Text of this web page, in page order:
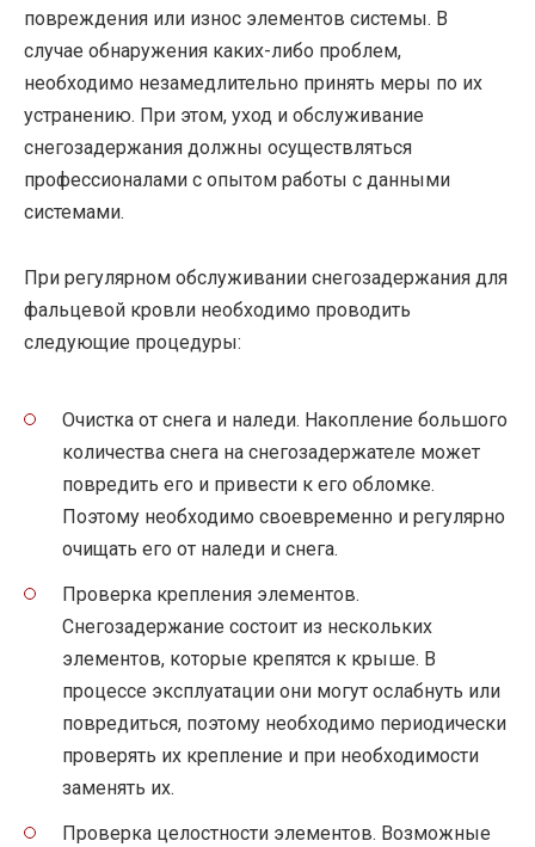
повреждения или износ элементов системы. В
случае обнаружения каких-либо проблем,
необходимо незамедлительно принять меры по их
устранению. При этом, уход и обслуживание
снегозадержания должны осуществляться
профессионалами с опытом работы с данными
системами.
При регулярном обслуживании снегозадержания для
фальцевой кровли необходимо проводить
следующие процедуры:
Очистка от снега и наледи. Накопление большого
количества снега на снегозадержателе может
повредить его и привести к его обломке.
Поэтому необходимо своевременно и регулярно
очищать его от наледи и снега.
Проверка крепления элементов.
Снегозадержание состоит из нескольких
элементов, которые крепятся к крыше. В
процессе эксплуатации они могут ослабнуть или
повредиться, поэтому необходимо периодически
проверять их крепление и при необходимости
заменять их.
Проверка целостности элементов. Возможные